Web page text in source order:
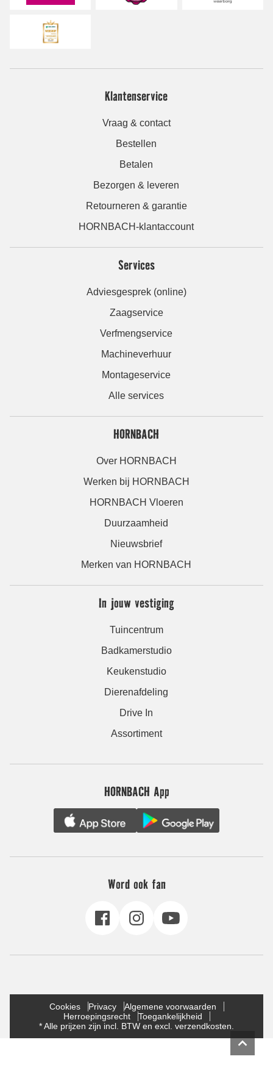
Klantenservice
Vraag & contact
Bestellen
Betalen
Bezorgen & leveren
Retourneren & garantie
HORNBACH-klantaccount
Services
Adviesgesprek (online)
Zaagservice
Verfmengservice
Machineverhuur
Montageservice
Alle services
HORNBACH
Over HORNBACH
Werken bij HORNBACH
HORNBACH Vloeren
Duurzaamheid
Nieuwsbrief
Merken van HORNBACH
In jouw vestiging
Tuincentrum
Badkamerstudio
Keukenstudio
Dierenafdeling
Drive In
Assortiment
HORNBACH App
Word ook fan
Cookies Privacy
Algemene voorwaarden
Herroepingsrecht
Toegankelijkheid
* Alle prijzen zijn incl. BTW en excl. verzendkosten.